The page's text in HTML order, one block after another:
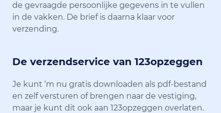
de gevraagde persoonlijke gegevens in te vullen
in de vakken. De brief is daarna klaar voor
verzending.
De verzendservice van 123opzeggen
Je kunt ‘m nu gratis downloaden als pdf-bestand
en zelf versturen of brengen naar de vestiging,
maar je kunt dit ook aan 123opzeggen overlaten.